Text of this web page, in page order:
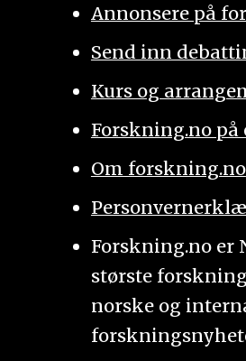
Annonsere på
Send inn
Kurs og
Forskning.no på
Om forskning.no
Forskning.no er
største
norske og